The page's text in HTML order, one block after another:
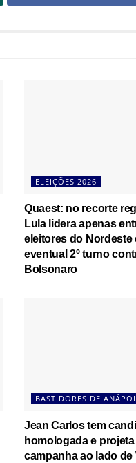
ELEIÇÕES 2026
Quaest: no recorte
Lula lidera apenas
eleitores do Nordeste
eventual 2º turno
Bolsonaro
BASTIDORES DE
Jean Carlos tem
homologada e projeta
campanha ao lado de